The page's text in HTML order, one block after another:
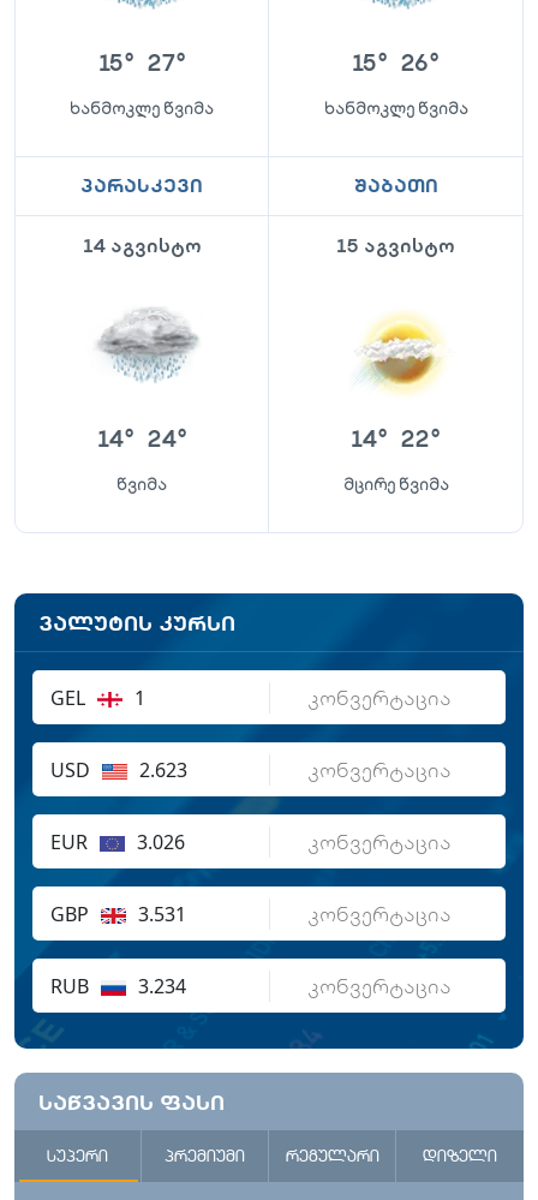
15° 27°
ხანმოკლე წვიმა
15° 26°
ხანმოკლე წვიმა
პარასკევი
14 აგვისტო
14° 24°
წვიმა
შაბათი
15 აგვისტო
14° 22°
მცირე წვიმა
ვალუტის კურსი
GEL 1
USD 2.623
EUR 3.026
GBP 3.531
RUB 3.234
საწვავის ფასი
სუპერი პრემიუმი რეგულარი დიზელი